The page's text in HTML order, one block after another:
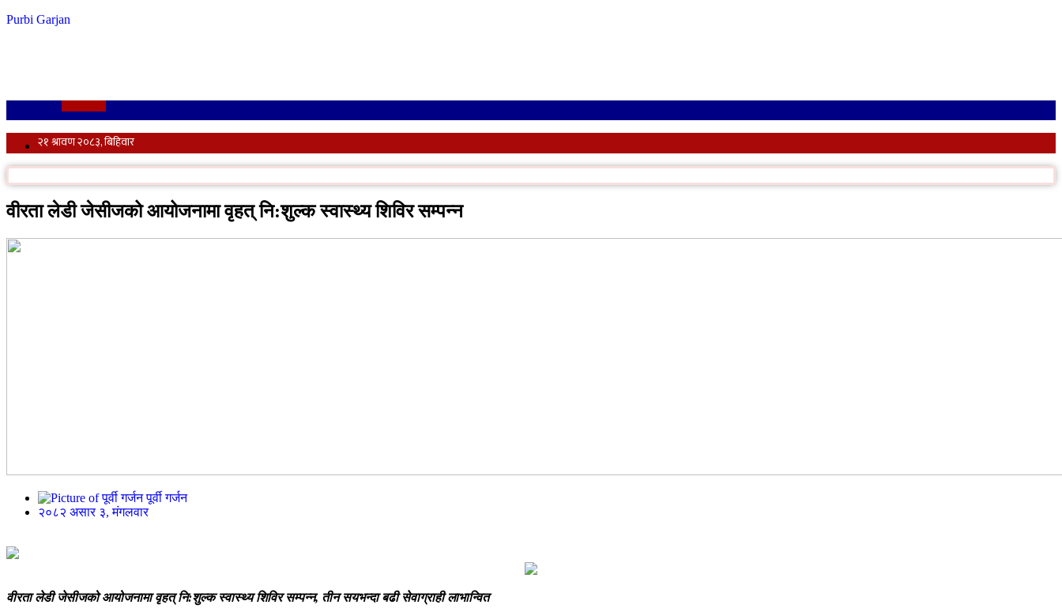
Skip
Purbi Garjan
वीरता लेडी जेसीजको आयोजनामा वृहत् नि:शुल्क स्वास्थ्य शिविर सम्पन्न
पूर्वी गर्जन
२०८२ असार ३, मंगलवार
वीरता लेडी जेसीजको आयोजनामा वृहत् नि:शुल्क स्वास्थ्य शिविर सम्पन्न, तीन सयभन्दा बढी सेवाग्राही लाभान्वित